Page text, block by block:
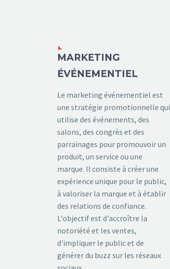
MARKETING
ÉVÉNEMENTIEL
Le marketing événementiel est
une stratégie promotionnelle qui
utilise des événements, des
salons, des congrès et des
parrainages pour promouvoir un
produit, un service ou une
marque. Il consiste à créer une
expérience unique pour le public,
à valoriser la marque et à établir
des relations de confiance.
L'objectif est d'accroître la
notoriété et les ventes,
d'impliquer le public et de
générer du buzz sur les réseaux